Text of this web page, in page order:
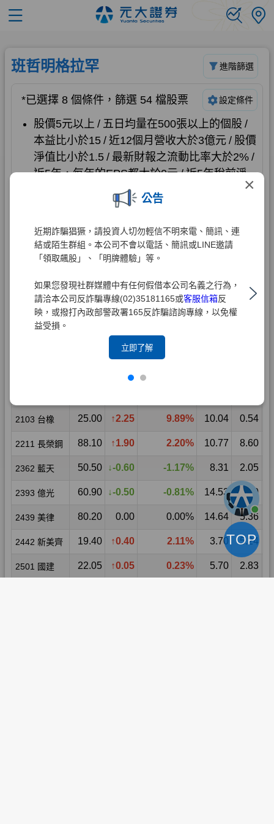
×
公告
近期詐騙猖獗，請投資人切勿輕信不明來電、簡訊、連
結或陌生群組。本公司不會以電話、簡訊或LINE邀請
「領取飆股」、「明牌體驗」等。
如果您發現社群媒體中有任何假借本公司名義之行為，
請洽本公司反詐騙專線(02)35181165或客服信箱反
映，或撥打內政部警政署165反詐騙諮詢專線，以免權
益受損。
立即了解
TOP